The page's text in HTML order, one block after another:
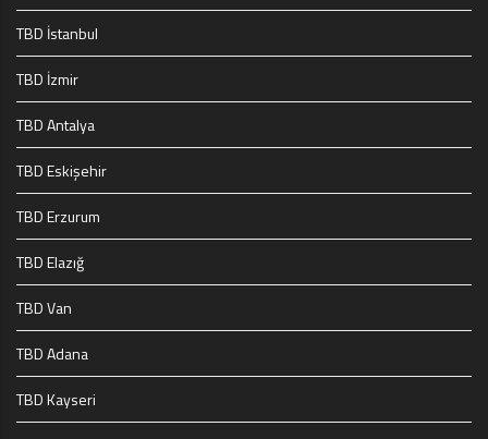
TBD İstanbul
TBD İzmir
TBD Antalya
TBD Eskişehir
TBD Erzurum
TBD Elazığ
TBD Van
TBD Adana
TBD Kayseri